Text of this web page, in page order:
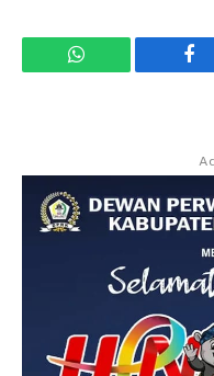
WhatsApp